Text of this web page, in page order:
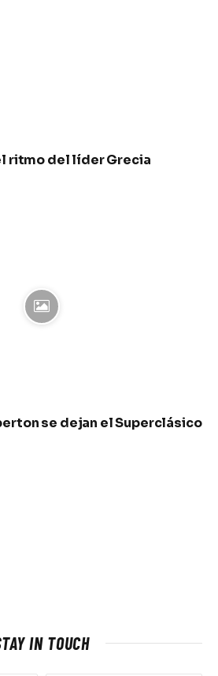
ritmo del líder Grecia
se dejan el Superclásico
IN TOUCH